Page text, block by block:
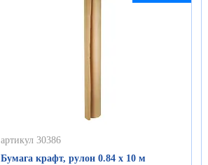
артикул 30386
Бумага крафт, рулон 0.84 х 10 м